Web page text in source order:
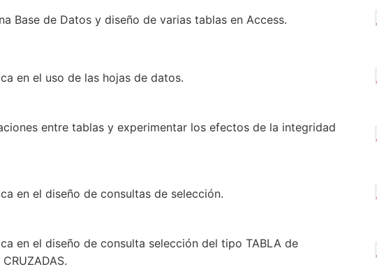
Base de Datos y diseño de varias tablas en Access.
en el uso de las hojas de datos.
entre tablas y experimentar los efectos de la integridad
en el diseño de consultas de selección.
en el diseño de consulta selección del tipo TABLA de
CRUZADAS.